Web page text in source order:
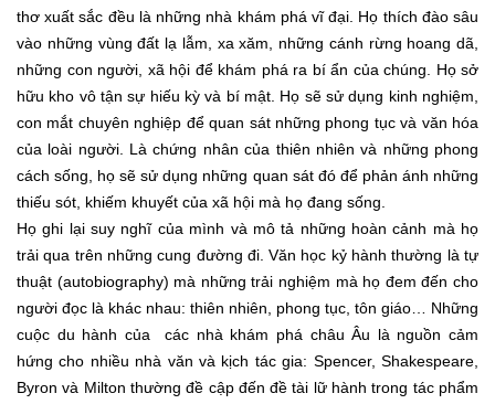
thơ xuất sắc đều là những nhà khám phá vĩ đại. Họ thích đào sâu
vào những vùng đất lạ lẫm, xa xăm, những cánh rừng hoang dã,
những con người, xã hội để khám phá ra bí ẩn của chúng. Họ sở
hữu kho vô tận sự hiếu kỳ và bí mật. Họ sẽ sử dụng kinh nghiệm,
con mắt chuyên nghiệp để quan sát những phong tục và văn hóa
của loài người. Là chứng nhân của thiên nhiên và những phong
cách sống, họ sẽ sử dụng những quan sát đó để phản ánh những
thiếu sót, khiếm khuyết của xã hội mà họ đang sống.
Họ ghi lại suy nghĩ của mình và mô tả những hoàn cảnh mà họ
trải qua trên những cung đường đi. Văn học kỷ hành thường là tự
thuật (autobiography) mà những trải nghiệm mà họ đem đến cho
người đọc là khác nhau: thiên nhiên, phong tục, tôn giáo… Những
cuộc du hành của các nhà khám phá châu Âu là nguồn cảm
hứng cho nhiều nhà văn và kịch tác gia: Spencer, Shakespeare,
Byron và Milton thường đề cập đến đề tài lữ hành trong tác phẩm